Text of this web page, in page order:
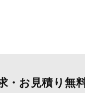
・お見積り無